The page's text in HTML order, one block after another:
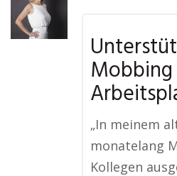
Mobbing
„In meinem
monatelang
Kollegen